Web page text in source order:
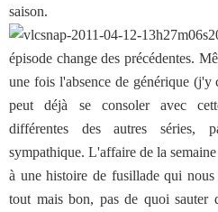
saison.
épisode change des précédentes.
une fois l'absence de générique (j'y
peut déjà se consoler avec
différentes des autres séries,
sympathique. L'affaire de la
à une histoire de fusillade qui
tout mais bon, pas de quoi sauter